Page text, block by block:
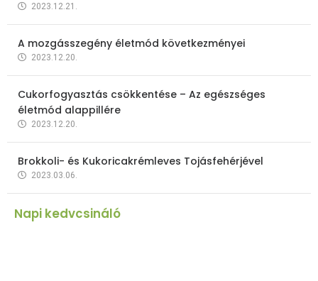
2023.12.21.
A mozgásszegény életmód következményei
2023.12.20.
Cukorfogyasztás csökkentése – Az egészséges
életmód alappillére
2023.12.20.
Brokkoli- és Kukoricakrémleves Tojásfehérjével
2023.03.06.
Napi kedvcsináló